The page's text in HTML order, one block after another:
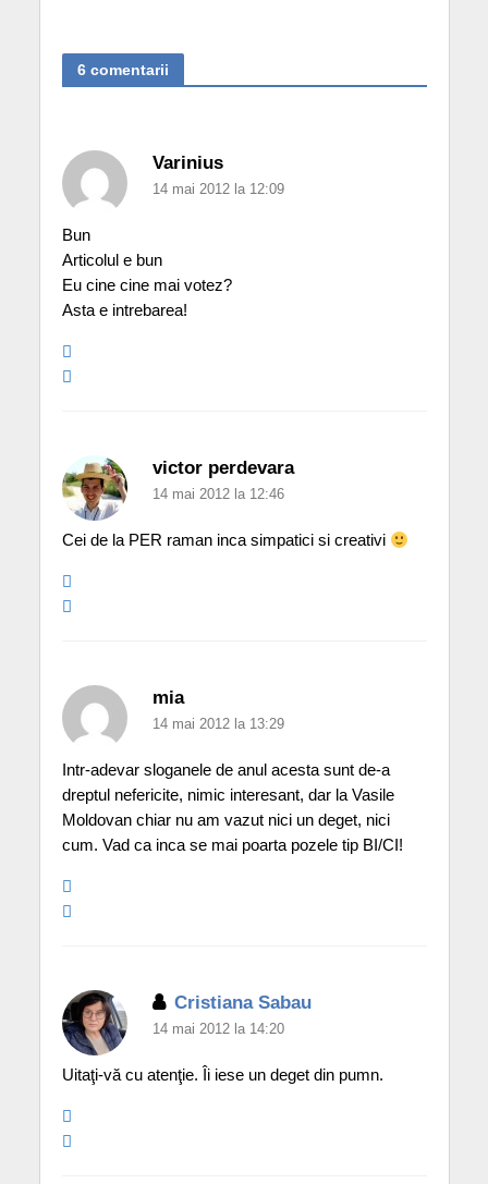
6 comentarii
Varinius
14 mai 2012 la 12:09
Bun
Articolul e bun
Eu cine cine mai votez?
Asta e intrebarea!
victor perdevara
14 mai 2012 la 12:46
Cei de la PER raman inca simpatici si creativi
mia
14 mai 2012 la 13:29
Intr-adevar sloganele de anul acesta sunt de-a
dreptul nefericite, nimic interesant, dar la Vasile
Moldovan chiar nu am vazut nici un deget, nici
cum. Vad ca inca se mai poarta pozele tip BI/CI!
Cristiana Sabau
14 mai 2012 la 14:20
Uitaţi-vă cu atenţie. Îi iese un deget din pumn.